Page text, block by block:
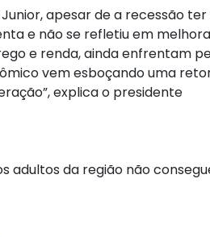
apesar de a recessão
e não se refletiu em
e renda, ainda enfrentam
vem esboçando uma
explica o presidente
adultos da região não